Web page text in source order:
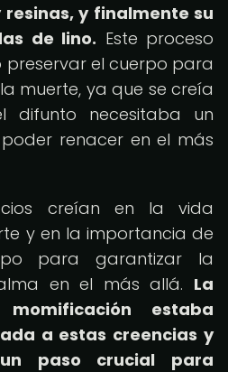
y finalmente su
de lino. Este proceso
el cuerpo para
muerte, ya que se creía
difunto necesitaba un
renacer en el más
creían en la vida
y en la importancia de
para garantizar la
en el más allá. La
estaba
a estas creencias y
paso crucial para